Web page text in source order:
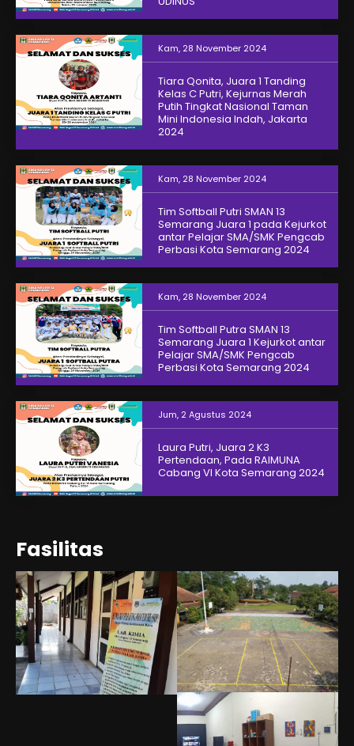
Kam, 28 November 2024
Tiara Qonita, Juara 1 Tanding
Kelas C Putri, Kejurnas Merah
Putih Tingkat Nasional Taman
Mini Indonesia Indah, Jakarta
2024
Kam, 28 November 2024
Tim Softball Putri SMAN 13
Semarang Juara 1 pada Kejurkot
antar Pelajar SMA/SMK Pengcab
Perbasi Kota Semarang 2024
Kam, 28 November 2024
Tim Softball Putra SMAN 13
Semarang Juara 1 Kejurkot antar
Pelajar SMA/SMK Pengcab
Perbasi Kota Semarang 2024
Jum, 2 Agustus 2024
Laura Putri, Juara 2 K3
Pertendaan, Pada RAIMUNA
Cabang VI Kota Semarang 2024
Fasilitas